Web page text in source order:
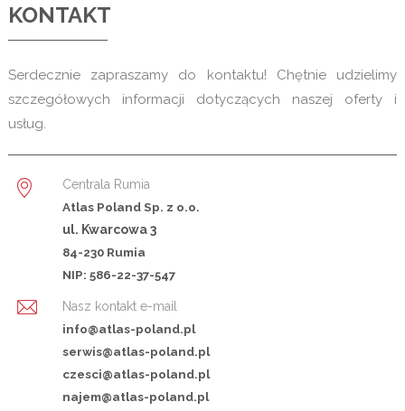
KONTAKT
Serdecznie zapraszamy do kontaktu! Chętnie udzielimy
szczegółowych informacji dotyczących naszej oferty i
usług.
Centrala Rumia
Atlas Poland Sp. z o.o.
ul. Kwarcowa 3
84-230 Rumia
NIP: 586-22-37-547
Nasz kontakt e-mail
info@atlas-poland.pl
serwis@atlas-poland.pl
czesci@atlas-poland.pl
najem@atlas-poland.pl